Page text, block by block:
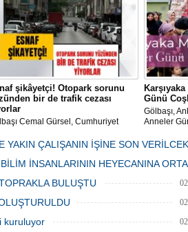
şikâyetçi! Otopark sorunu
bir de trafik cezası
Cemal Gürsel, Cumhuriyet
esnaf ve alışverişe gelen
park cezaları yüzünden
bezdi.
Günü
Gölbaşı,
Anneler
YAKIN ÇALIŞANIN İŞİNE SON VERİLCEK
İNSANLARININ HEYECANINA
BULUŞTU
kuruluyor